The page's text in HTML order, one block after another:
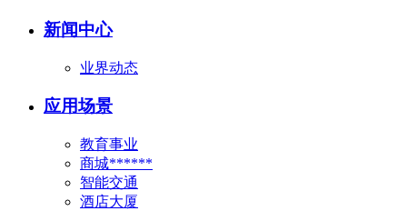
新闻中心
业界动态
应用场景
教育事业
商城******
智能交通
酒店大厦